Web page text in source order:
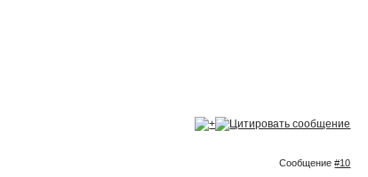
Сообщение#10